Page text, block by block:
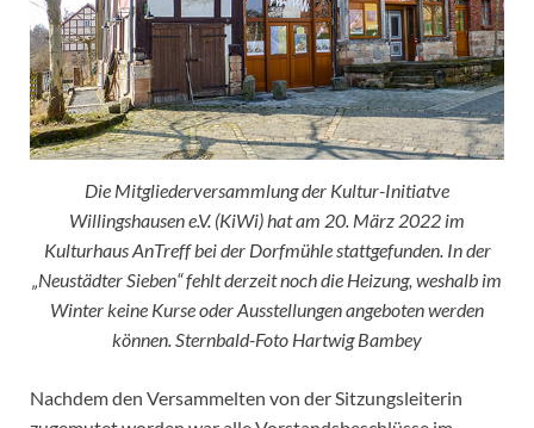
Die Mitgliederversammlung der Kultur-Initiatve
Willingshausen e.V. (KiWi) hat am 20. März 2022 im
Kulturhaus AnTreff bei der Dorfmühle stattgefunden. In der
„Neustädter Sieben“ fehlt derzeit noch die Heizung, weshalb im
Winter keine Kurse oder Ausstellungen angeboten werden
können. Sternbald-Foto Hartwig Bambey
Nachdem den Versammelten von der Sitzungsleiterin